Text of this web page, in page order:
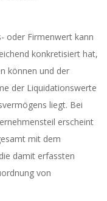
oder Firmenwert kann
konkretisiert hat,
können und der
der Liquidationswerte
liegt. Bei
erscheint
mit dem
damit erfassten
von